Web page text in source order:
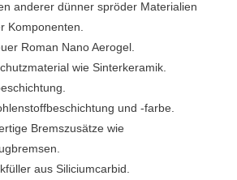
anderer dünner spröder Materialien
Komponenten.
Roman Nano Aerogel.
wie Sinterkeramik.
und -farbe.
Bremszusätze wie
aus Siliciumcarbid.